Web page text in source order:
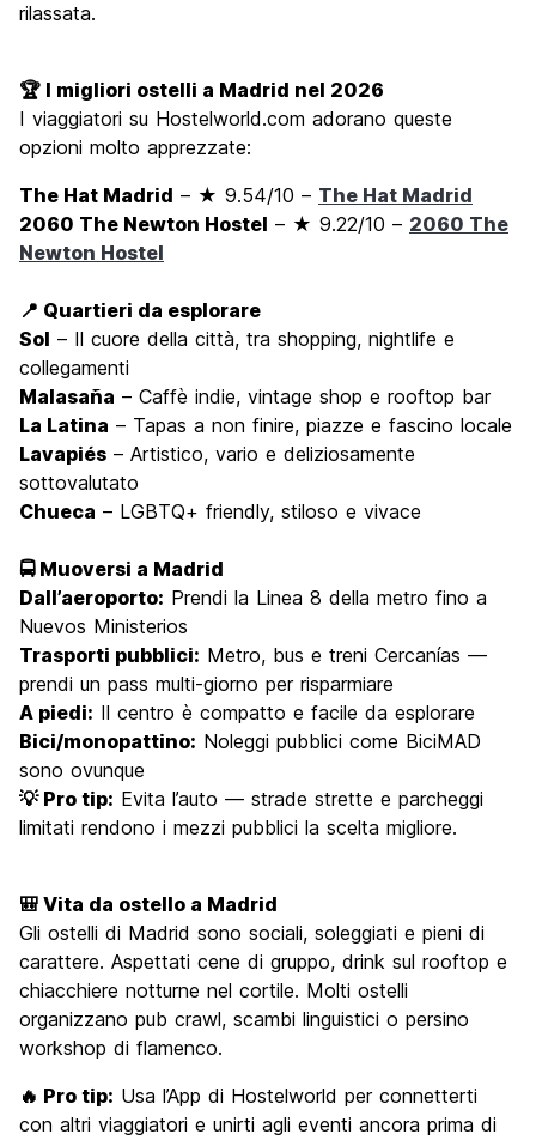
rilassata.
🏆 I migliori ostelli a Madrid nel 2026
I viaggiatori su Hostelworld.com adorano queste
opzioni molto apprezzate:
The Hat Madrid – ★ 9.54/10 – The Hat Madrid
2060 The Newton Hostel – ★ 9.22/10 – 2060 The
Newton Hostel
📍 Quartieri da esplorare
Sol – Il cuore della città, tra shopping, nightlife e
collegamenti
Malasaña – Caffè indie, vintage shop e rooftop bar
La Latina – Tapas a non finire, piazze e fascino locale
Lavapiés – Artistico, vario e deliziosamente
sottovalutato
Chueca – LGBTQ+ friendly, stiloso e vivace
🚍 Muoversi a Madrid
Dall’aeroporto: Prendi la Linea 8 della metro fino a
Nuevos Ministerios
Trasporti pubblici: Metro, bus e treni Cercanías —
prendi un pass multi-giorno per risparmiare
A piedi: Il centro è compatto e facile da esplorare
Bici/monopattino: Noleggi pubblici come BiciMAD
sono ovunque
💡 Pro tip: Evita l’auto — strade strette e parcheggi
limitati rendono i mezzi pubblici la scelta migliore.
🎒 Vita da ostello a Madrid
Gli ostelli di Madrid sono sociali, soleggiati e pieni di
carattere. Aspettati cene di gruppo, drink sul rooftop e
chiacchiere notturne nel cortile. Molti ostelli
organizzano pub crawl, scambi linguistici o persino
workshop di flamenco.
🔥 Pro tip: Usa l’App di Hostelworld per connetterti
con altri viaggiatori e unirti agli eventi ancora prima di